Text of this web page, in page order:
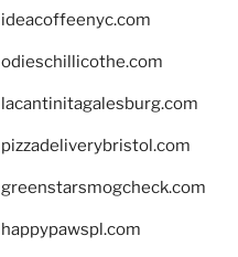
ideacoffeenyc.com
odieschillicothe.com
lacantinitagalesburg.com
pizzadeliverybristol.com
greenstarsmogcheck.com
happypawspl.com